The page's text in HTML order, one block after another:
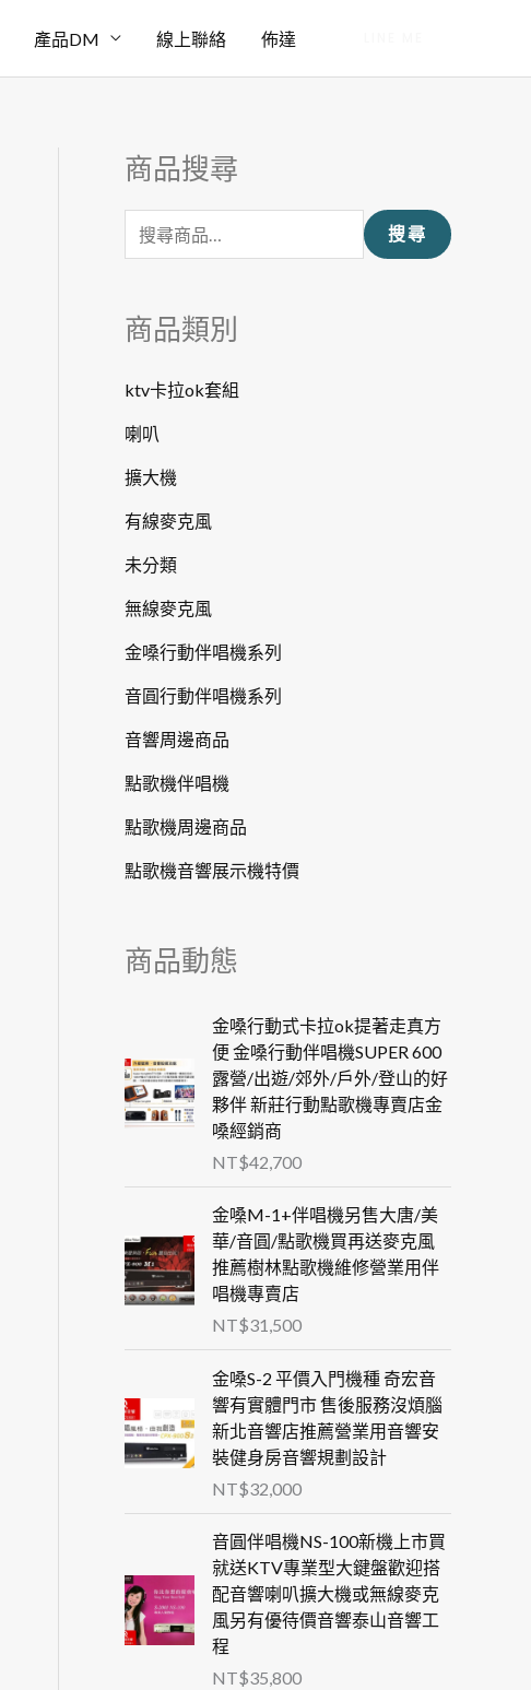
產品DM 線上聯絡 佈達
商品搜尋
搜
關
搜尋
商品類別
ktv卡拉ok套組
喇叭
擴大機
有線麥克風
未分類
無線麥克風
金嗓行動伴唱機系列
音圓行動伴唱機系列
音響周邊商品
點歌機伴唱機
點歌機周邊商品
點歌機音響展示機特價
商品動態
金嗓行動式卡拉ok提著走真方
便 金嗓行動伴唱機SUPER 600
露營/出遊/郊外/戶外/登山的好
夥伴 新莊行動點歌機專賣店金
嗓經銷商
NT$42,700
金嗓M-1+伴唱機另售大唐/美
華/音圓/點歌機買再送麥克風
推薦樹林點歌機維修營業用伴
唱機專賣店
NT$31,500
金嗓S-2 平價入門機種 奇宏音
響有實體門市 售後服務沒煩腦
新北音響店推薦營業用音響安
裝健身房音響規劃設計
NT$32,000
音圓伴唱機NS-100新機上市買
就送KTV專業型大鍵盤歡迎搭
配音響喇叭擴大機或無線麥克
風另有優待價音響泰山音響工
程
NT$35,800